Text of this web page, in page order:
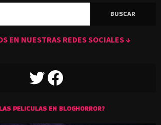
EN NUESTRAS REDES SOCIALES ↓
TWITTERFACEBOOK
PELICULAS EN BLOGHORROR?